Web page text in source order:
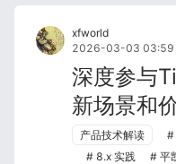
xfworld
2026-03-03 03:59
深度参与
新场景和
产品技术解读
8.x 实践
平